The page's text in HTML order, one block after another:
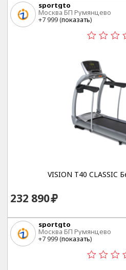
sportgto
Москва БП Румянцево
+7 999 (показать)
VISION T40 CLASSIC
232 890
sportgto
Москва БП Румянцево
+7 999 (показать)